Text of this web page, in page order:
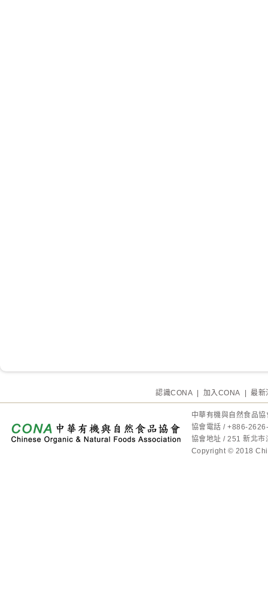
認識CONA 加入CONA |最新
中華有機與自然
協會電話 /
協會地址 / 251 新北
Copyright © 2018